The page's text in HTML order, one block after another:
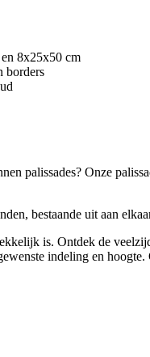
8x25x50 cm
borders
palissades? Onze
bestaande uit aan
is. Ontdek de
indeling en